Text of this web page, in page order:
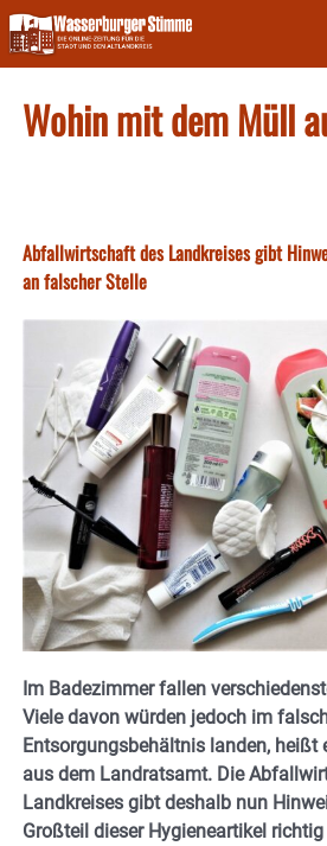
Skip
to
content
Wohin mit dem Müll
Abfallwirtschaft des Landkreises gibt
an falscher Stelle
Im Badezimmer fallen
Viele davon würden jedoch im
Entsorgungsbehältnis landen, heißt
aus dem Landratsamt. Die
Landkreises gibt deshalb nun
Großteil dieser Hygieneartikel